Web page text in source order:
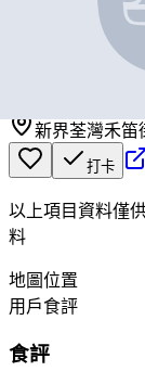
新界荃灣禾笛
打卡
以上項目資料僅
料
地圖位置
用戶食評
食評